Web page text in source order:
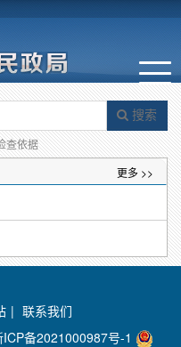
搜索
查依据
更多 >>
| 联系我们
ICP备2021000987号-1